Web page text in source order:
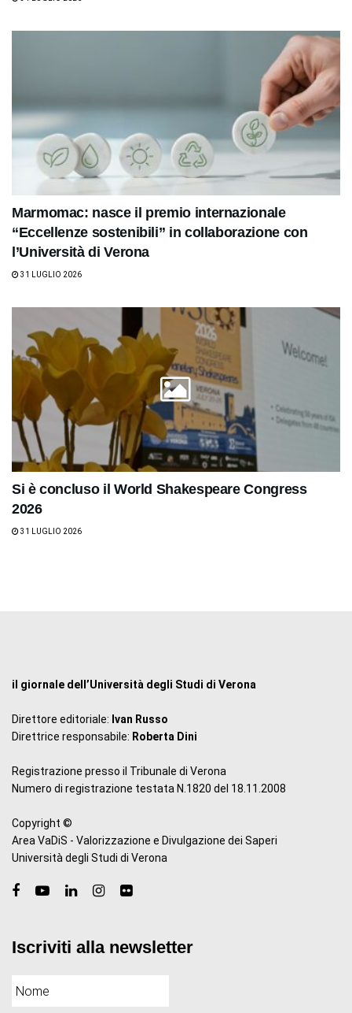
Marmomac: nasce il premio internazionale
“Eccellenze sostenibili” in collaborazione con
l’Università di Verona
31 LUGLIO 2026
Si è concluso il World Shakespeare Congress
2026
31 LUGLIO 2026
il giornale dell’Università degli Studi di Verona
Direttore editoriale: Ivan Russo
Direttrice responsabile: Roberta Dini
Registrazione presso il Tribunale di Verona
Numero di registrazione testata N.1820 del 18.11.2008
Copyright ©
Area VaDiS - Valorizzazione e Divulgazione dei Saperi
Università degli Studi di Verona
Iscriviti alla newsletter